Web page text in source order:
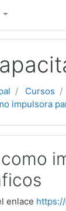
Cursos
impulsora
como
enlace